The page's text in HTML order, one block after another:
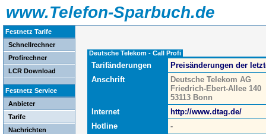
www.Telefon-Sparbuch.de
Festnetz Tarife
Schnellrechner
Profirechner
LCR Download
Festnetz Service
Anbieter
Tarife
Nachrichten
Deutsche Telekom - Call Profi
Tarifänderungen
Preisänderungen der
Anschrift
Deutsche Telekom AG
Friedrich-Ebert-Allee 140
53113 Bonn
Internet
http://www.dtag.de/
Hotline
-